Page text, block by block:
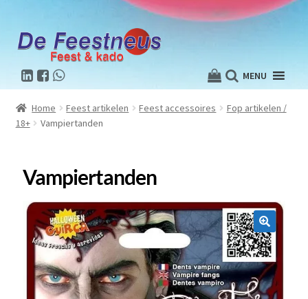
MENU
Home Feest artikelen Feest accessoires
Fop artikelen /
18+
Vampiertanden
Vampiertanden
🔍